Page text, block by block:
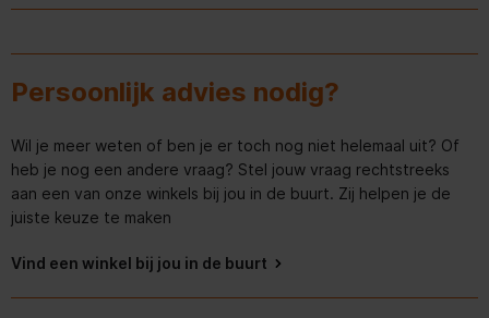
Persoonlijk advies nodig?
Wil je meer weten of ben je er toch nog niet helemaal uit? Of
heb je nog een andere vraag? Stel jouw vraag rechtstreeks
aan een van onze winkels bij jou in de buurt. Zij helpen je de
juiste keuze te maken
Vind een winkel bij jou in de buurt